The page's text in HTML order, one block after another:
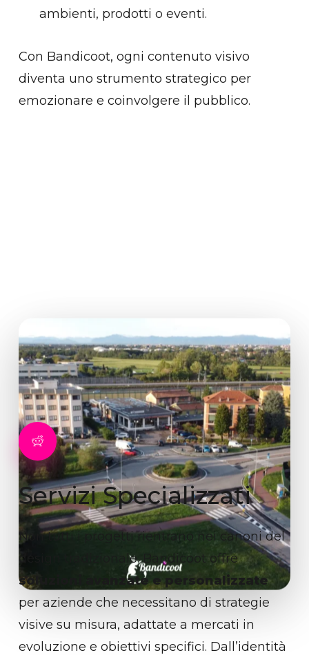
ambienti, prodotti o eventi.
Con Bandicoot, ogni contenuto visivo
diventa uno strumento strategico per
emozionare e coinvolgere il pubblico.
Servizi Specializzati
Non tutti i progetti rientrano nei canoni del
design tradizionale. Bandicoot offre
soluzioni avanzate e personalizzate
per aziende che necessitano di strategie
visive su misura, adattate a mercati in
evoluzione e obiettivi specifici. Dall’identità